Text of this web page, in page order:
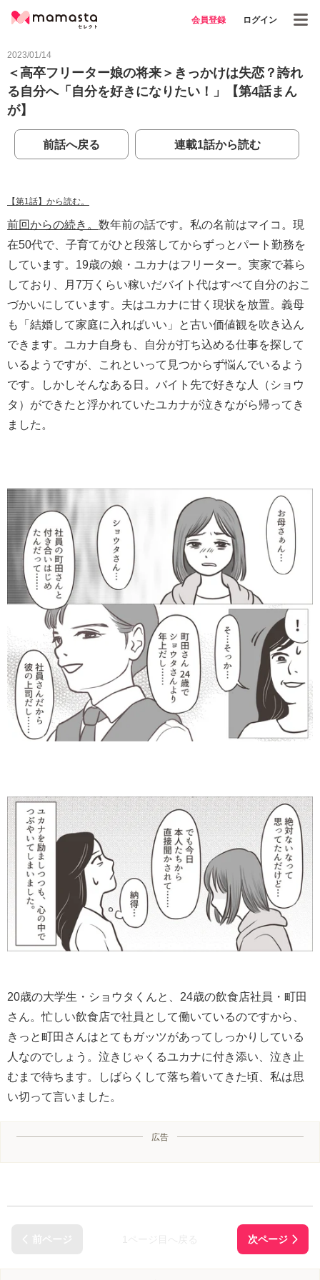
会員登録 ログイン
2023/01/14
＜高卒フリーター娘の将来＞きっかけは失恋？誇れ
る自分へ「自分を好きになりたい！」【第4話まん
が】
前話へ戻る 連載1話から読む
【第1話】から読む。
前回からの続き。 数年前の話です。私の名前はマイコ。現
在50代で、子育てがひと段落してからずっとパート勤務を
しています。19歳の娘・ユカナはフリーター。実家で暮ら
しており、月7万くらい稼いだバイト代はすべて自分のおこ
づかいにしています。夫はユカナに甘く現状を放置。義母
も「結婚して家庭に入ればいい」と古い価値観を吹き込ん
できます。ユカナ自身も、自分が打ち込める仕事を探して
いるようですが、これといって見つからず悩んでいるよう
です。しかしそんなある日。バイト先で好きな人（ショウ
タ）ができたと浮かれていたユカナが泣きながら帰ってき
ました。
20歳の大学生・ショウタくんと、24歳の飲食店社員・町田
さん。忙しい飲食店で社員として働いているのですから、
きっと町田さんはとてもガッツがあってしっかりしている
人なのでしょう。泣きじゃくるユカナに付き添い、泣き止
むまで待ちます。しばらくして落ち着いてきた頃、私は思
い切って言いました。
広告